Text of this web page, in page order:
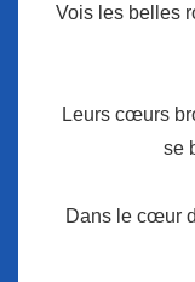
Vois les belles
Leurs cœurs
se
Dans le cœur